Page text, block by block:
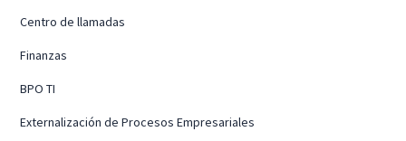
Centro de llamadas
Finanzas
BPO TI
Externalización de Procesos Empresariales